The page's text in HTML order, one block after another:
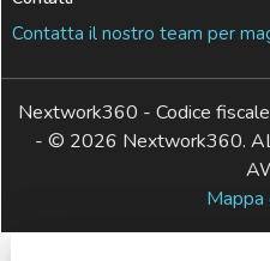
Contatta il nostro team per
Nextwork360 - Codice
- © 2026 Nextwork360.